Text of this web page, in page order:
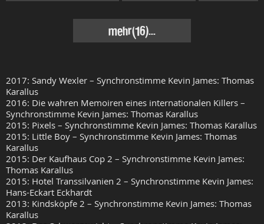
mehr(16)...
2017: Sandy Wexler – Synchronstimme Kevin James: Thomas
Karallus
2016: Die wahren Memoiren eines internationalen Killers –
Synchronstimme Kevin James: Thomas Karallus
2015: Pixels – Synchronstimme Kevin James: Thomas Karallus
2015: Little Boy – Synchronstimme Kevin James: Thomas
Karallus
2015: Der Kaufhaus Cop 2 – Synchronstimme Kevin James:
Thomas Karallus
2015: Hotel Transsilvanien 2 – Synchronstimme Kevin James:
Hans-Eckart Eckhardt
2013: Kindsköpfe 2 – Synchronstimme Kevin James: Thomas
Karallus